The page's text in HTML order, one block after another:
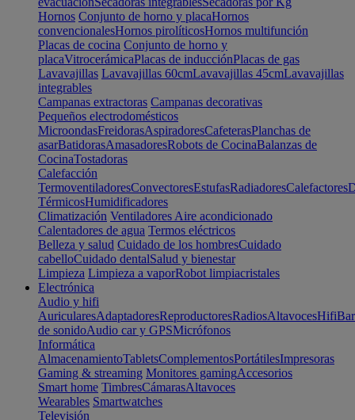
Hornos Conjunto de horno y placaHornos
convencionalesHornos pirolíticosHornos multifunción
Placas de cocina Conjunto de horno y
placaVitrocerámicaPlacas de inducciónPlacas de gas
Lavavajillas Lavavajillas 60cmLavavajillas 45cmLavavajillas
integrables
Campanas extractoras Campanas decorativas
Pequeños electrodomésticos
MicroondasFreidorasAspiradoresCafeterasPlanchas de
asarBatidorasAmasadoresRobots de CocinaBalanzas de
CocinaTostadoras
Calefacción
TermoventiladoresConvectoresEstufasRadiadoresCalefactores
TérmicosHumidificadores
Climatización Ventiladores Aire acondicionado
Calentadores de agua Termos eléctricos
Belleza y salud Cuidado de los hombresCuidado
cabelloCuidado dentalSalud y bienestar
Limpieza Limpieza a vaporRobot limpiacristales
Electrónica
Audio y hifi
AuricularesAdaptadoresReproductoresRadiosAltavocesHifi
de sonidoAudio car y GPSMicrófonos
Informática
AlmacenamientoTabletsComplementosPortátilesImpresoras
Gaming & streaming Monitores gamingAccesorios
Smart home TimbresCámarasAltavoces
Wearables Smartwatches
Televisión